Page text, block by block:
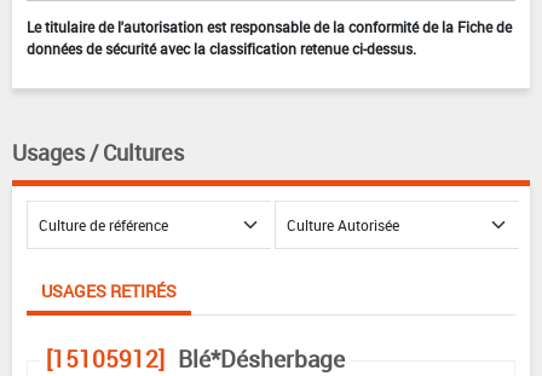
Le titulaire de l'autorisation est responsable de la conformité de la Fiche de
données de sécurité avec la classification retenue ci-dessus.
Usages / Cultures
USAGES RETIRÉS
[15105912] Blé*Désherbage